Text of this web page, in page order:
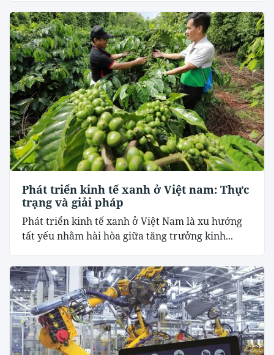
Phát triển kinh tế xanh ở Việt nam: Thực
trạng và giải pháp
Phát triển kinh tế xanh ở Việt Nam là xu hướng
tất yếu nhằm hài hòa giữa tăng trưởng kinh...